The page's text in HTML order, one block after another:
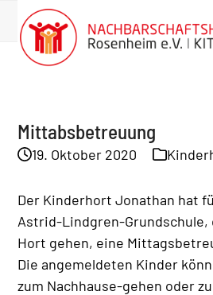
content
springen
News
Startseite»News»News»
Mittabsbetreuung
19. Oktober 2020
Der Kinderhort Jonathan hat
Astrid-Lindgren-Grundschule,
Hort gehen, eine
Die angemeldeten Kinder
zum Nachhause-gehen oder